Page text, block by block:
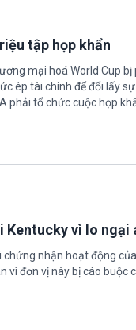
tập họp khẩn
mại hoá World Cup bị
ép tài chính để đổi lấy
phải tổ chức cuộc họp
Kentucky vì lo ngại
chứng nhận hoạt động
vì đơn vị này bị cáo buộc